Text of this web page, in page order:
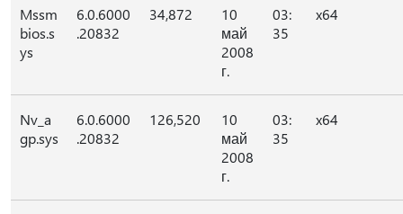
Mssm
bios.s
ys
6.0.6000
.20832
34,872
10
май
2008
г.
03:
35
x64
Nv_a
gp.sys
6.0.6000
.20832
126,520
10
май
2008
г.
03:
35
x64